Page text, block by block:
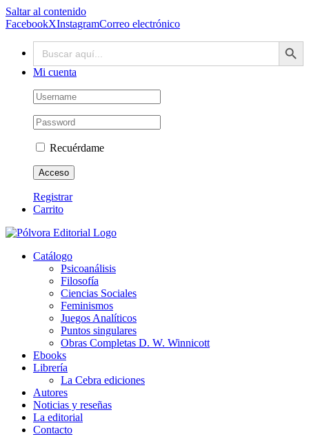
Saltar al contenido
FacebookXInstagramCorreo electrónico
Buscar:
Botón de
Mi cuenta
Recuérdame
Registrar
Carrito
Catálogo
Psicoanálisis
Filosofía
Ciencias Sociales
Feminismos
Juegos Analíticos
Puntos singulares
Obras Completas D. W. Winnicott
Ebooks
Librería
La Cebra ediciones
Autores
Noticias y reseñas
La editorial
Contacto